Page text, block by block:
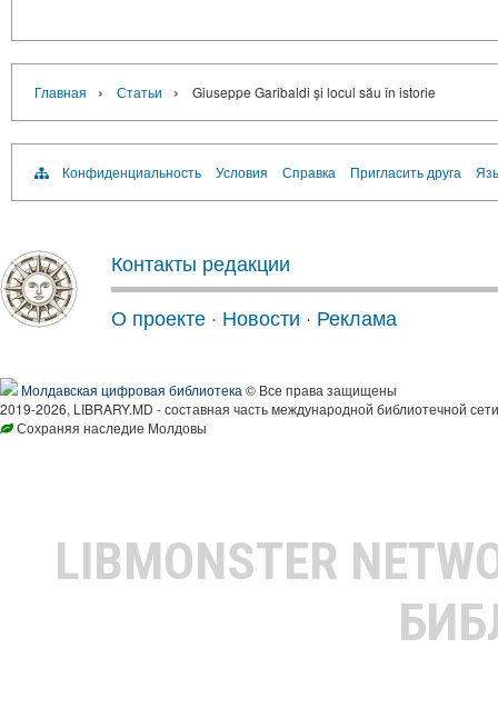
Главная › Статьи › Giuseppe Garibaldi și locul său în istorie
Конфиденциальность Условия Справка Пригласить друга
Контакты редакции
О проекте · Новости · Реклама
Молдавская цифровая библиотека © Все права защищены
2019-2026, LIBRARY.MD - составная часть международной библиотечной
Сохраняя наследие Молдовы
LIBMONSTER